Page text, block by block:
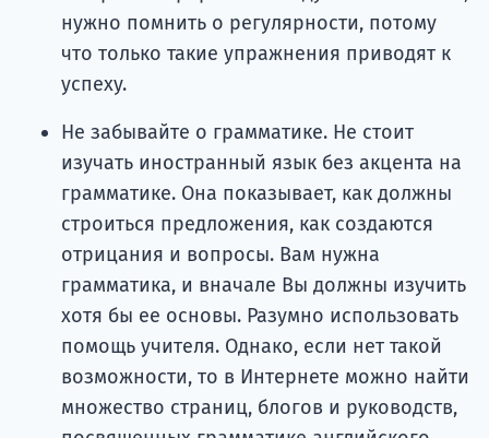
нужно помнить о регулярности, потому
что только такие упражнения приводят к
успеху.
Не забывайте о грамматике. Не стоит
изучать иностранный язык без акцента на
грамматике. Она показывает, как должны
строиться предложения, как создаются
отрицания и вопросы. Вам нужна
грамматика, и вначале Вы должны изучить
хотя бы ее основы. Разумно использовать
помощь учителя. Однако, если нет такой
возможности, то в Интернете можно найти
множество страниц, блогов и руководств,